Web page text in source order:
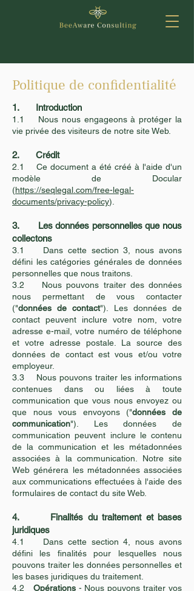
Politique de confidentialité
1. Introduction
1.1 Nous nous engageons à protéger la
vie privée des visiteurs de notre site Web.
2. Crédit
2.1 Ce document a été créé à l'aide d'un
modèle de Docular
(https://seqlegal.com/free-legal-
documents/privacy-policy).
3. Les données personnelles que nous
collectons
3.1 Dans cette section 3, nous avons
défini les catégories générales de données
personnelles que nous traitons.
3.2 Nous pouvons traiter des données
nous permettant de vous contacter
("données de contact"). Les données de
contact peuvent inclure votre nom, votre
adresse e-mail, votre numéro de téléphone
et votre adresse postale. La source des
données de contact est vous et/ou votre
employeur.
3.3 Nous pouvons traiter les informations
contenues dans ou liées à toute
communication que vous nous envoyez ou
que nous vous envoyons ("données de
communication"). Les données de
communication peuvent inclure le contenu
de la communication et les métadonnées
associées à la communication. Notre site
Web générera les métadonnées associées
aux communications effectuées à l'aide des
formulaires de contact du site Web.
4. Finalités du traitement et bases
juridiques
4.1 Dans cette section 4, nous avons
défini les finalités pour lesquelles nous
pouvons traiter les données personnelles et
les bases juridiques du traitement.
4.2 Opérations - Nous pouvons traiter vos